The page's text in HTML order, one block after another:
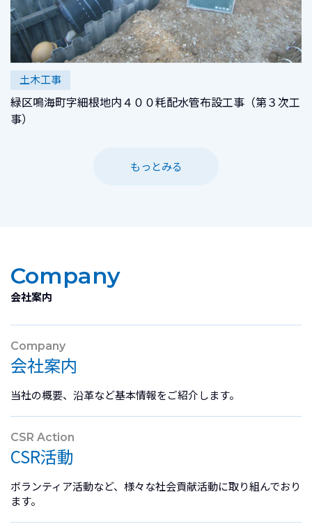
土木工事
緑区鳴海町字細根地内４００粍配水管布設工事（第３次工
事）
もっとみる
Company
会社案内
Company
会社案内
当社の概要、沿革など基本情報をご紹介します。
CSR Action
CSR活動
ボランティア活動など、様々な社会貢献活動に取り組んでおり
ます。